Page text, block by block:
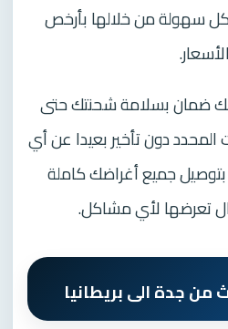
سهولة من خلالها بأرخص
الأسعار.
ضمان بسلامة شحنتك حتى
دون تأخير بعيدا عن أي
جميع أغراضك كاملة
تعرضها لأي مشاكل.
جدة الى بريطانيا